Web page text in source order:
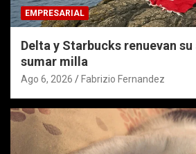
EMPRESARIAL
Delta y Starbucks renuevan
sumar milla
Ago 6, 2026 Fabrizio Fernandez